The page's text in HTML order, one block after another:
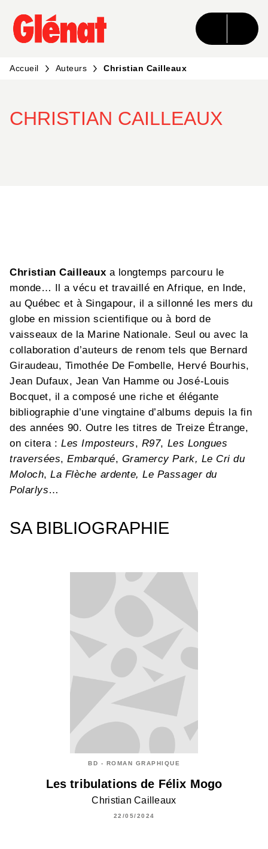
MENU RECHERCHE CONTENU
PIED DE PAGE
Accueil Auteurs Christian Cailleaux
CHRISTIAN CAILLEAUX
Christian Cailleaux a longtemps parcouru le
monde… Il a vécu et travaillé en Afrique, en Inde,
au Québec et à Singapour, il a sillonné les mers du
globe en mission scientifique ou à bord de
vaisseaux de la Marine Nationale. Seul ou avec la
collaboration d’auteurs de renom tels que Bernard
Giraudeau, Timothée De Fombelle, Hervé Bourhis,
Jean Dufaux, Jean Van Hamme ou José-Louis
Bocquet, il a composé une riche et élégante
bibliographie d’une vingtaine d’albums depuis la fin
des années 90. Outre les titres de Treize Étrange,
on citera :Les Imposteurs, R97, Les Longues
traversées,Embarqué, Gramercy Park, Le Cri du
Moloch,La Flèche ardente, Le Passager du
Polarlys…
SA BIBLIOGRAPHIE
BD - ROMAN GRAPHIQUE
Les tribulations de Félix Mogo
Christian Cailleaux
22/05/2024